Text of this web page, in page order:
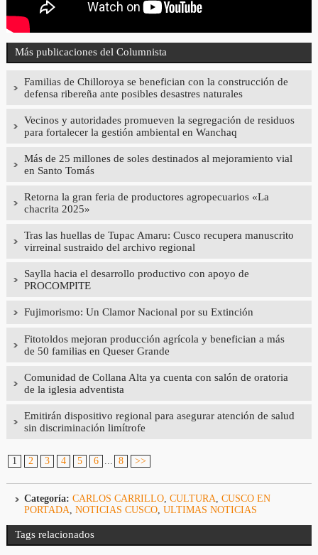
Más publicaciones del Columnista
Familias de Chilloroya se benefician con la construcción de
defensa ribereña ante posibles desastres naturales
Vecinos y autoridades promueven la segregación de residuos
para fortalecer la gestión ambiental en Wanchaq
Más de 25 millones de soles destinados al mejoramiento vial
en Santo Tomás
Retorna la gran feria de productores agropecuarios «La
chacrita 2025»
Tras las huellas de Tupac Amaru: Cusco recupera manuscrito
virreinal sustraido del archivo regional
Saylla hacia el desarrollo productivo con apoyo de
PROCOMPITE
Fujimorismo: Un Clamor Nacional por su Extinción
Fitotoldos mejoran producción agrícola y benefician a más
de 50 familias en Queser Grande
Comunidad de Collana Alta ya cuenta con salón de oratoria
de la iglesia adventista
Emitirán dispositivo regional para asegurar atención de salud
sin discriminación limítrofe
1 2 3 4 5 6 ... 8 >>
Categoría: CARLOS CARRILLO, CULTURA, CUSCO EN
PORTADA, NOTICIAS CUSCO, ULTIMAS NOTICIAS
Tags relacionados